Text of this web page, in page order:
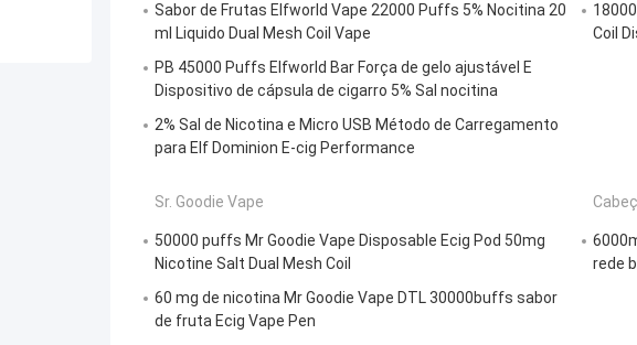
Sabor de Frutas Elfworld Vape 22000 Puffs 5% Nocitina 20
ml Liquido Dual Mesh Coil Vape
PB 45000 Puffs Elfworld Bar Força de gelo ajustável E
Dispositivo de cápsula de cigarro 5% Sal nocitina
2% Sal de Nicotina e Micro USB Método de Carregamento
para Elf Dominion E-cig Performance
Coil
Sr. Goodie Vape
50000 puffs Mr Goodie Vape Disposable Ecig Pod 50mg
Nicotine Salt Dual Mesh Coil
60 mg de nicotina Mr Goodie Vape DTL 30000buffs sabor
de fruta Ecig Vape Pen
rede